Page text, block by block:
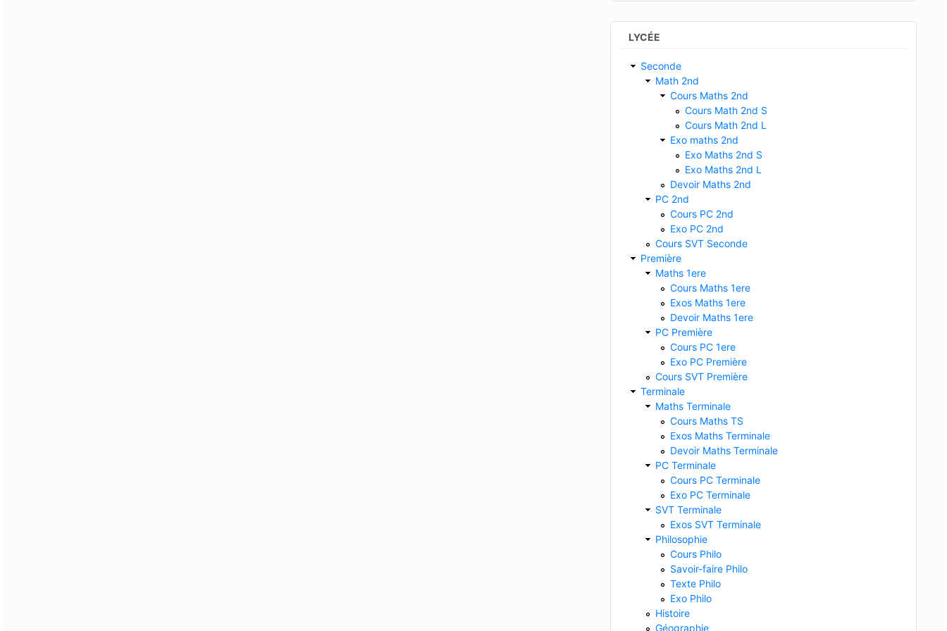
LYCÉE
Seconde
Math 2nd
Cours Maths 2nd
Cours Math 2nd S
Cours Math 2nd L
Exo maths 2nd
Exo Maths 2nd S
Exo Maths 2nd L
Devoir Maths 2nd
PC 2nd
Cours PC 2nd
Exo PC 2nd
Cours SVT Seconde
Première
Maths 1ere
Cours Maths 1ere
Exos Maths 1ere
Devoir Maths 1ere
PC Première
Cours PC 1ere
Exo PC Première
Cours SVT Première
Terminale
Maths Terminale
Cours Maths TS
Exos Maths Terminale
Devoir Maths Terminale
PC Terminale
Cours PC Terminale
Exo PC Terminale
SVT Terminale
Exos SVT Terminale
Philosophie
Cours Philo
Savoir-faire Philo
Texte Philo
Exo Philo
Histoire
Géographie